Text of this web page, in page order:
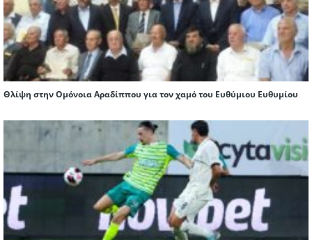
Θλίψη στην Ομόνοια Αραδίππου για τον χαμό του Ευθύμιου Ευθυμίου